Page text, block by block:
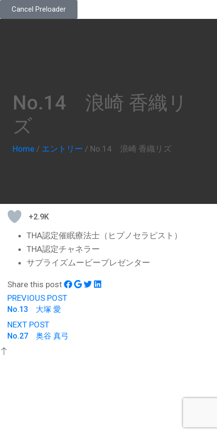
Cancel Preloader
No.14 浪崎 香織リ
ズ
Home / エントリー / No.14 浪崎 香織リズ
+2.9K
THA認定催眠療法士（ヒプノセラピスト）
THA認定チャネラー
サプライズムービープレゼンター
Share this post
PREVIOUS POST
No.13 大塚 愛
NEXT POST
No.27 奥谷 真弓